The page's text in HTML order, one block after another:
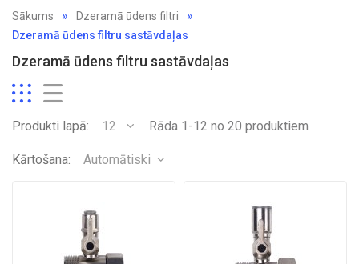
Sākums
Dzeramā ūdens filtri
Dzeramā ūdens filtru sastāvdaļas
Dzeramā ūdens filtru sastāvdaļas
Produkti lapā: 12 Rāda 1-12 no 20 produktiem
Kārtošana: Automātiski